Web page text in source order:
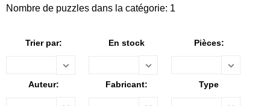
Nombre de puzzles dans la catégorie: 1
Trier par: En stock Pièces:
Auteur: Fabricant: Type